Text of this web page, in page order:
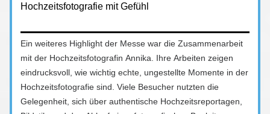
Hochzeitsfotografie mit Gefühl
Ein weiteres Highlight der Messe war die Zusammenarbeit
mit der Hochzeitsfotografin Annika. Ihre Arbeiten zeigen
eindrucksvoll, wie wichtig echte, ungestellte Momente in der
Hochzeitsfotografie sind. Viele Besucher nutzten die
Gelegenheit, sich über authentische Hochzeitsreportagen,